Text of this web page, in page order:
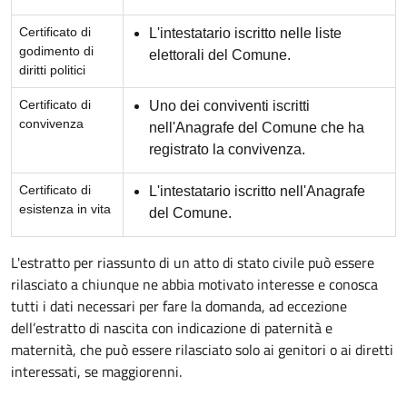
Certificato di
godimento di
diritti politici
L'intestatario iscritto nelle liste
elettorali del Comune.
Certificato di
convivenza
Uno dei conviventi iscritti
nell'Anagrafe del Comune che ha
registrato la convivenza.
Certificato di
esistenza in vita
L'intestatario iscritto nell'Anagrafe
del Comune.
L'estratto per riassunto di un atto di stato civile può essere
rilasciato a chiunque ne abbia motivato interesse e conosca
tutti i dati necessari per fare la domanda, ad eccezione
dell’estratto di nascita con indicazione di paternità e
maternità, che può essere rilasciato solo ai genitori o ai diretti
interessati, se maggiorenni.